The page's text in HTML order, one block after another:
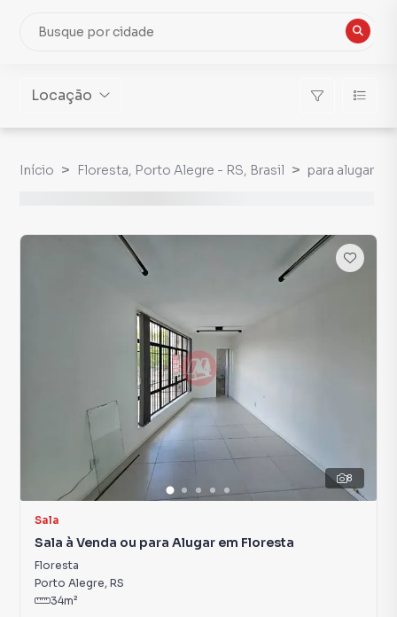
Locação
Início Floresta, Porto Alegre - RS, Brasil para alugar
8
Sala
Sala à Venda ou para Alugar em Floresta
Floresta
Porto Alegre, RS
34m²